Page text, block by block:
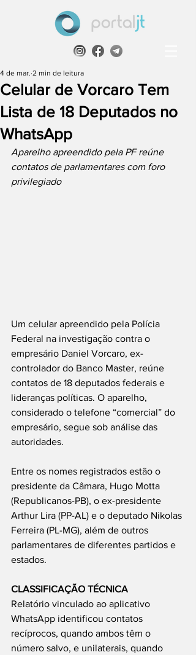
Celular de Vorcaro Tem
Lista de 18 Deputados no
WhatsApp
4 de mar. 2 min de leitura
Aparelho apreendido pela PF reúne
contatos de parlamentares com foro
privilegiado
Um celular apreendido pela Polícia
Federal na investigação contra o
empresário Daniel Vorcaro, ex-
controlador do Banco Master, reúne
contatos de 18 deputados federais e
lideranças políticas. O aparelho,
considerado o telefone “comercial” do
empresário, segue sob análise das
autoridades.
Entre os nomes registrados estão o
presidente da Câmara, Hugo Motta
(Republicanos-PB), o ex-presidente
Arthur Lira (PP-AL) e o deputado Nikolas
Ferreira (PL-MG), além de outros
parlamentares de diferentes partidos e
estados.
CLASSIFICAÇÃO TÉCNICA
Relatório vinculado ao aplicativo
WhatsApp identificou contatos
recíprocos, quando ambos têm o
número salvo, e unilaterais, quando